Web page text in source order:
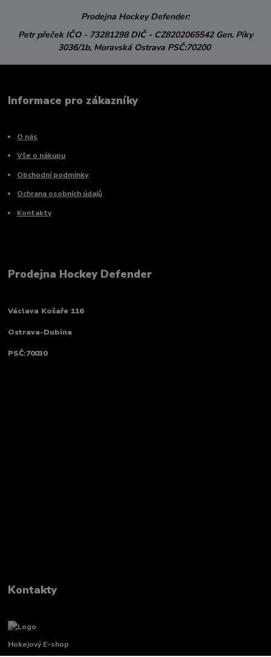
Prodejna Hockey Defender:
Petr přeček IČO - 73281298DIČ - CZ8202065542 Gen. Píky
3036/1b, Moravská Ostrava PSČ:70200
Informace pro zákazníky
O nás
Vše o nákupu
Obchodní podmínky
Ochrana osobních údajů
Kontakty
Prodejna Hockey Defender
Václava Košaře 116
Ostrava-Dubina
PSČ:70030
Kontakty
Hokejový E-shop